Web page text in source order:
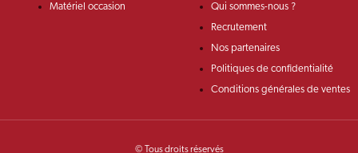
Matériel occasion
Qui sommes-nous ?
Recrutement
Nos partenaires
Politiques de confidentialité
Conditions générales de ventes
© Tous droits réservés